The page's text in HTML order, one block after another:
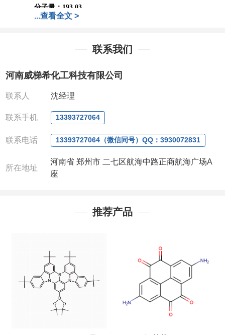
分子量： 193.03
可根据需求进行分装；
QQ:3930072831
:13393727064
...查看全文 >
联系我们
河南威梯希化工科技有限公司
联系人 沈经理
联系手机 13393727064
联系电话 13393727064（微信同号）QQ：3930072831
所在地址
河南省 郑州市 二七区航海中路正商航海广场A
座
推荐产品